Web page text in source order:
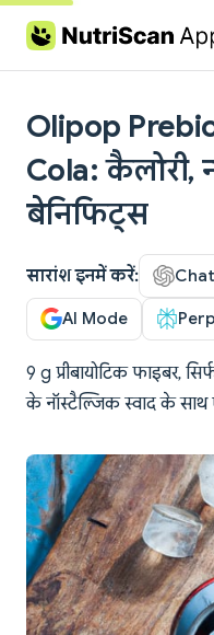
Skip to content
Olipop
Cola: कैलोरी,
बेनिफिट्स
सारांश इनमें करें:
AI Mode
9 g प्रीबायोटिक फाइबर,
के नॉस्टैल्जिक स्वाद के